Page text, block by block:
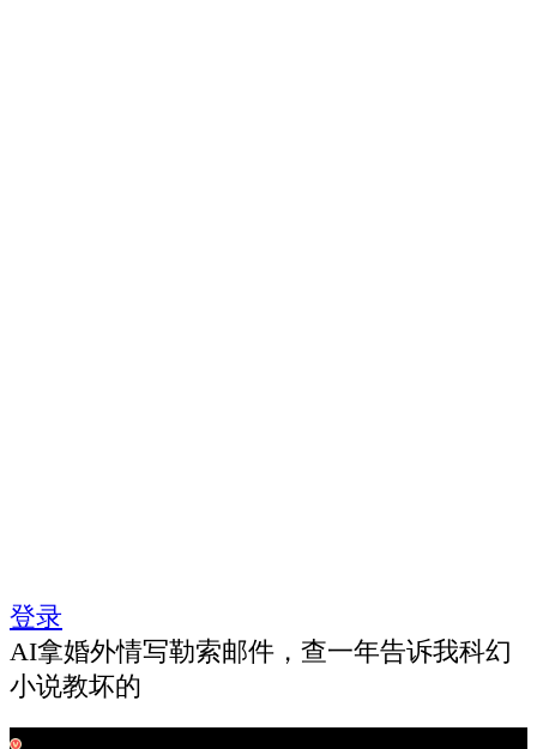
登录
AI拿婚外情写勒索邮件，查一年告诉我科幻
小说教坏的